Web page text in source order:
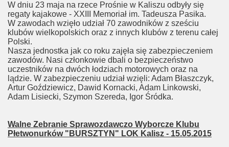
W dniu 23 maja na rzece Prośnie w Kaliszu odbyły się
regaty kajakowe - XXIII Memoriał im. Tadeusza Pasika.
W zawodach wzięło udział 70 zawodników z sześciu
klubów wielkopolskich oraz z innych klubów z terenu całej
Polski.
Nasza jednostka jak co roku zajęła się zabezpieczeniem
zawodów. Nasi członkowie dbali o bezpieczeństwo
uczestników na dwóch łodziach motorowych oraz na
lądzie. W zabezpieczeniu udział wzięli: Adam Błaszczyk,
Artur Goździewicz, Dawid Kornacki, Adam Linkowski,
Adam Lisiecki, Szymon Szereda, Igor Śródka.
Walne Zebranie Sprawozdawczo Wyborcze Klubu
Płetwonurków "BURSZTYN" LOK Kalisz - 15.05.2015